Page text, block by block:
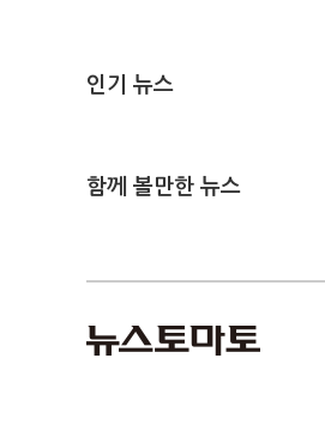
인기 뉴스
함께 볼만한 뉴스